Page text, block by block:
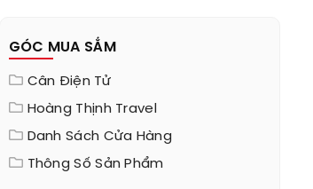
GÓC MUA SẮM
Cân Điện Tử
Hoàng Thịnh Travel
Danh Sách Cửa Hàng
Thông Số Sản Phẩm